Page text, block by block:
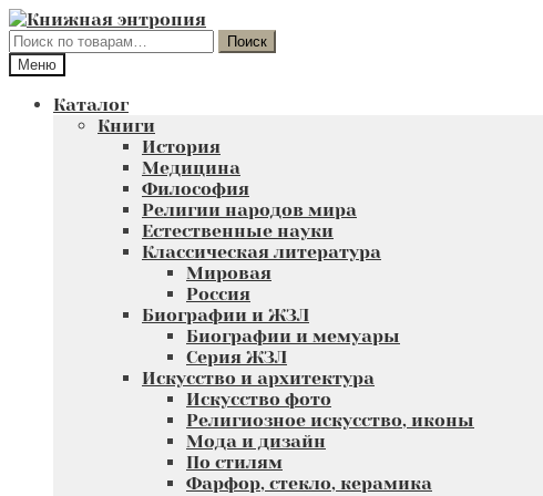
Перейти
к
навигации
Перейти
к
содержимому
Искать:
Поиск
Меню
Каталог
Книги
История
Медицина
Философия
Религии народов мира
Естественные науки
Классическая литература
Мировая
Россия
Биографии и ЖЗЛ
Биографии и мемуары
Серия ЖЗЛ
Искусство и архитектура
Искусство фото
Религиозное искусство, иконы
Мода и дизайн
По стилям
Фарфор, стекло, керамика